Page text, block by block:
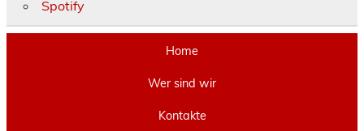
Spotify
Home
Wer sind wir
Kontakte